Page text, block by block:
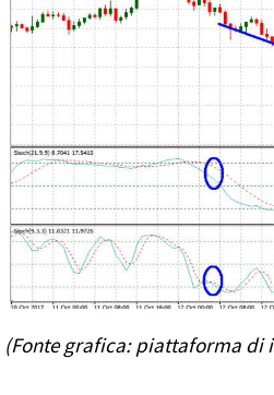
(Fonte grafica: piattaforma di